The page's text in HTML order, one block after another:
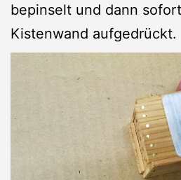
bepinselt und dann
Kistenwand aufgedrückt.